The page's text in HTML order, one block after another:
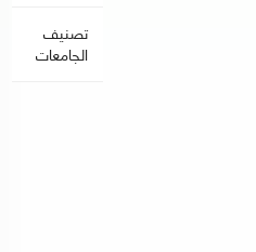
تصنيف
الجامعات